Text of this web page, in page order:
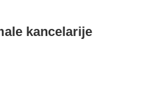
kancelarije